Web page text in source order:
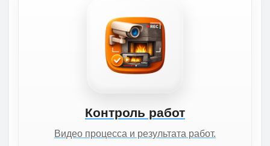
Контроль работ
Видео процесса и результата работ.